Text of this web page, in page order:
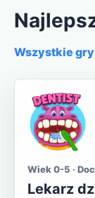
Wszystkie gry
Wiek 0-5 ·
Lekarz